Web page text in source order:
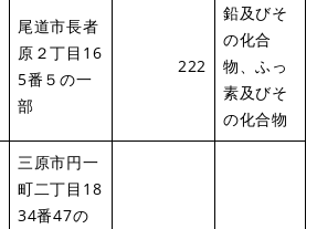
尾道市長者
原２丁目16
5番５の一
部
222
鉛及びそ
の化合
物、ふっ
素及びそ
の化合物
三原市円一
町二丁目18
34番47の